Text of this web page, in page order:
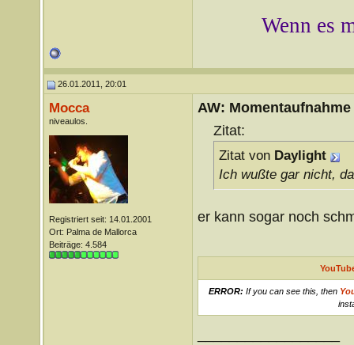
Wenn es
26.01.2011, 20:01
Mocca
niveaulos.
Registriert seit: 14.01.2001
Ort: Palma de Mallorca
Beiträge: 4.584
AW: Momentaufnahme
Zitat:
Zitat von Daylight
Ich wußte gar nicht,
er kann sogar noch
ERROR: If you can see this, then